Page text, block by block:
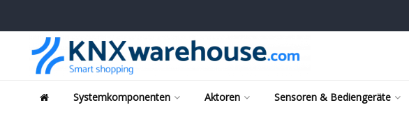
Systemkomponenten Aktoren Sensoren & Bediengeräte